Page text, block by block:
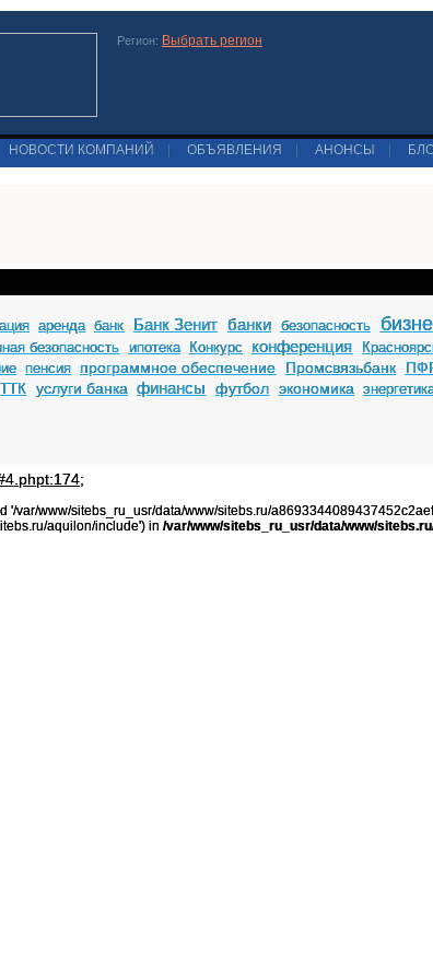
Регион: Выбрать регион
НОВОСТИ КОМПАНИЙ ОБЪЯВЛЕНИЯ АНОНСЫ
аренда банк Банк Зенит банки безопасность
безопасность ипотека Конкурс конференция
пенсия программное обеспечение Промсвязьбанк
ТТК услуги банка финансы футбол экономика
'/var/www/sitebs_ru_usr/data/www/sitebs.ru/
aquilon/include') in /var/www/sitebs_ru_usr/data/www/